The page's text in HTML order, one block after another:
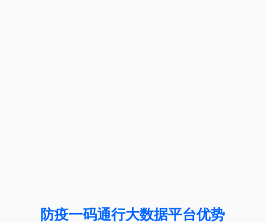
防疫一码通行大数据平台优势